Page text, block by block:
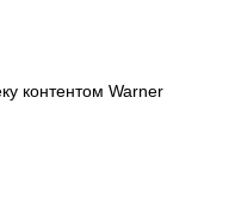
контентом Warner